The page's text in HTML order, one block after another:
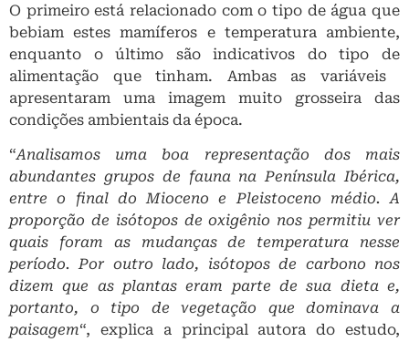
O primeiro está relacionado com o tipo de água que
bebiam estes mamíferos e temperatura ambiente,
enquanto o último são indicativos do tipo de
alimentação que tinham. Ambas as variáveis ​​
apresentaram uma imagem muito grosseira das
condições ambientais da época.
“Analisamos uma boa representação dos mais
abundantes grupos de fauna na Península Ibérica,
entre o final do Mioceno e Pleistoceno médio. A
proporção de isótopos de oxigênio nos permitiu ver
quais foram as mudanças de temperatura nesse
período. Por outro lado, isótopos de carbono nos
dizem que as plantas eram parte de sua dieta e,
portanto, o tipo de vegetação que dominava a
paisagem“, explica a principal autora do estudo,